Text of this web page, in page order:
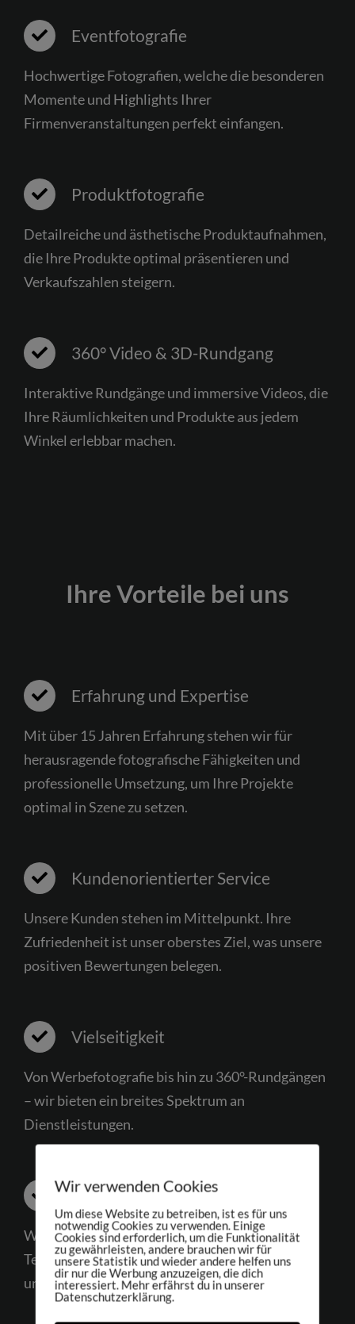
Eventfotografie
Hochwertige Fotografien, welche die besonderen
Momente und Highlights Ihrer
Firmenveranstaltungen perfekt einfangen.
Produktfotografie
Detailreiche und ästhetische Produktaufnahmen,
die Ihre Produkte optimal präsentieren und
Verkaufszahlen steigern.
360° Video & 3D-Rundgang
Interaktive Rundgänge und immersive Videos, die
Ihre Räumlichkeiten und Produkte aus jedem
Winkel erlebbar machen.
Ihre Vorteile bei uns
Erfahrung und Expertise
Mit über 15 Jahren Erfahrung stehen wir für
herausragende fotografische Fähigkeiten und
professionelle Umsetzung, um Ihre Projekte
optimal in Szene zu setzen.
Kundenorientierter Service
Unsere Kunden stehen im Mittelpunkt. Ihre
Zufriedenheit ist unser oberstes Ziel, was unsere
positiven Bewertungen belegen.
Vielseitigkeit
Von Werbefotografie bis hin zu 360°-Rundgängen
– wir bieten ein breites Spektrum an
Dienstleistungen.
Innovative Technik
Wir nutzen die neuesten Technologien und
Techniken, um stets die besten Ergebnisse für
unsere Kunden zu erzielen.
Wir verwenden Cookies
Um diese Website zu betreiben, ist es für uns
notwendig Cookies zu verwenden. Einige
Cookies sind erforderlich, um die Funktionalität
zu gewährleisten, andere brauchen wir für
unsere Statistik und wieder andere helfen uns
dir nur die Werbung anzuzeigen, die dich
interessiert. Mehr erfährst du in unserer
Datenschutzerklärung.